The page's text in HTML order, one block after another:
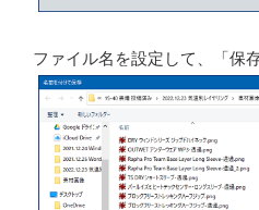
背景が透過になった画像が表
クリックする。